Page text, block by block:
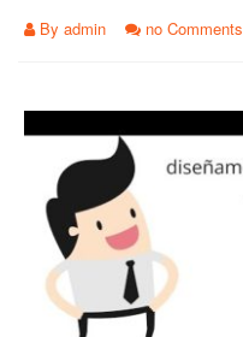
By admin no Comments